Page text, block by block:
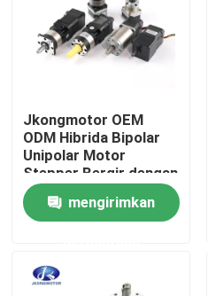
Rumah
Tentang kami
Jkongmotor OEM
ODM Hibrida Bipolar
Unipolar Motor
Stepper Bergir dengan
Gearbox Encoder Rem
Driver Terintegrasi
mengirimkan